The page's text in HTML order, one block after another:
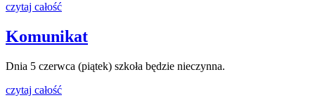
czytaj całość
Komunikat
Dnia 5 czerwca (piątek) szkoła będzie nieczynna.
czytaj całość